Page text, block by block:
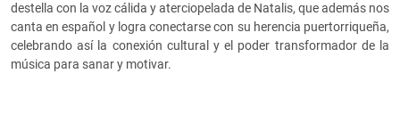
destella con la voz cálida y aterciopelada de Natalis, que además nos
canta en español y logra conectarse con su herencia puertorriqueña,
celebrando así la conexión cultural y el poder transformador de la
música para sanar y motivar.